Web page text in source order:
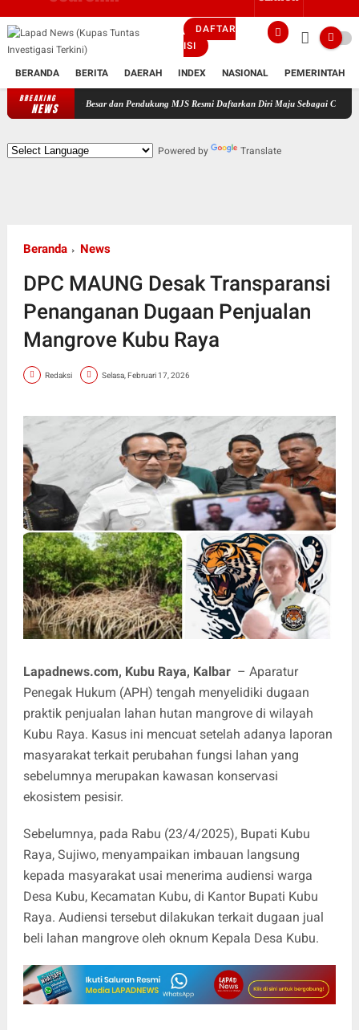
DAFTAR
ISI
BERANDA BERITA DAERAH INDEX NASIONAL PEMERINTAH
BREAKING
NEWS
Besar dan Pendukung MJS Resmi Daftarkan Diri Maju Sebagai Calon Kepala Desa
Powered by Translate
Beranda News
DPC MAUNG Desak Transparansi
Penanganan Dugaan Penjualan
Mangrove Kubu Raya
Redaksi Selasa, Februari 17, 2026
Lapadnews.com, Kubu Raya, Kalbar– Aparatur
Penegak Hukum (APH) tengah menyelidiki dugaan
praktik penjualan lahan hutan mangrove di wilayah
Kubu Raya. Kasus ini mencuat setelah adanya laporan
masyarakat terkait perubahan fungsi lahan yang
sebelumnya merupakan kawasan konservasi
ekosistem pesisir.
Sebelumnya, pada Rabu (23/4/2025), Bupati Kubu
Raya, Sujiwo, menyampaikan imbauan langsung
kepada masyarakat usai menerima audiensi warga
Desa Kubu, Kecamatan Kubu, di Kantor Bupati Kubu
Raya. Audiensi tersebut dilakukan terkait dugaan jual
beli lahan mangrove oleh oknum Kepala Desa Kubu.